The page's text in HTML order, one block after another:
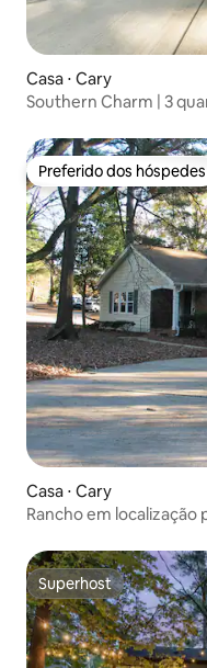
Casa ⋅ Cary
Southern Charm | 3
Preferido dos hóspedes
Preferido dos hóspedes
Casa ⋅ Cary
Rancho em localização
Superhost
Superhost